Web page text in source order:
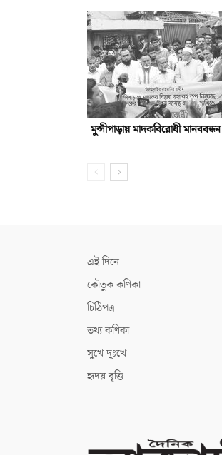
মুন্সীপাড়ায় মাদকবিরোধী মানববন্ধন
এই দিনে
কৌতুক কণিকা
চিঠিপত্র
তথ্য কণিকা
সুখে দুঃখে
হৃদয় বৃত্তি